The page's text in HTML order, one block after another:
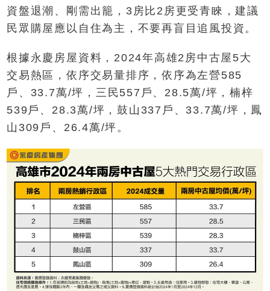
資盤退潮、剛需出籠，3房比2房更受青睞，建議
民眾購屋應以自住為主，不要再盲目追風投資。
根據永慶房屋資料，2024年高雄2房中古屋5大
交易熱區，依序交易量排序，依序為左營585
戶、33.7萬/坪，三民557戶、28.5萬/坪，楠梓
539戶、28.3萬/坪，鼓山337戶、33.7萬/坪，鳳
山309戶、26.4萬/坪。